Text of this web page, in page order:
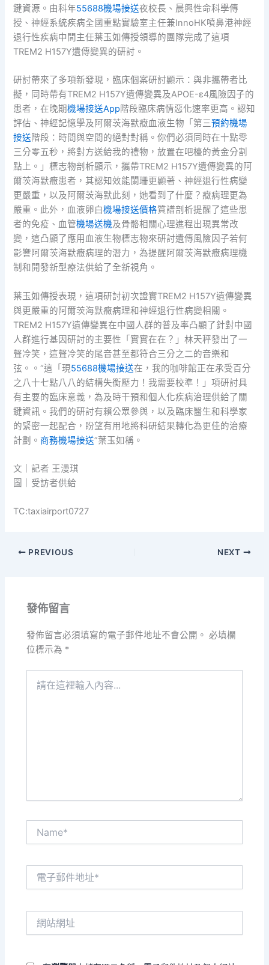
鍵資源。由科年55688機場接送夜校長、晨興性命科學傳
授、神經系統疾病全國重點實驗室主任兼InnoHK噴鼻港神經
退行性疾病中間主任葉玉如傳授領導的團隊完成了這項
TREM2 H157Y遺傳變異的研討。
研討帶來了多項新發現，臨床個案研討顯示：與非攜帶者比
擬，同時帶有TREM2 H157Y遺傳變異及APOE-ε4風險因子的
患者，在晚期機場接送App階段臨床病情惡化速率更高。認知
評估、神經記憶學及阿爾茨海默癥血液生物「第三預約機場
接送階段：時間與空間的絕對對稱。你們必須同時在十點零
三分零五秒，將對方送給我的禮物，放置在吧檯的黃金分割
點上。」標志物剖析顯示，攜帶TREM2 H157Y遺傳變異的阿
爾茨海默癥患者，其認知效能闌珊更顯著、神經退行性病變
更嚴重，以及阿爾茨海默此刻，她看到了什麼？癥病理更為
嚴重。此外，血液卵白機場接送價格質譜剖析提醒了這些患
者的免疫、血管機場送機及骨骼相關心理進程出現異常改
變，這凸顯了應用血液生物標志物來研討遺傳風險因子若何
影響阿爾茨海默癥病理的潛力，為提醒阿爾茨海默癥病理機
制和開發新型療法供給了全新視角。
葉玉如傳授表現，這項研討初次證實TREM2 H157Y遺傳變異
與更嚴重的阿爾茨海默癥病理和神經退行性病變相關。
TREM2 H157Y遺傳變異在中國人群的普及率凸顯了針對中國
人群進行基因研討的主要性「實實在在？」林天秤發出了一
聲冷笑，這聲冷笑的尾音甚至都符合三分之二的音樂和
弦。。“這「現55688機場接送在，我的咖啡館正在承受百分
之八十七點八八的結構失衡壓力！我需要校準！」項研討具
有主要的臨床意義，為及時干預和個人化疾病治理供給了關
鍵資訊。我們的研討有賴公眾參與，以及臨床醫生和科學家
的緊密一起配合，盼望有用地將科研結果轉化為更佳的治療
計劃。商務機場接送”葉玉如稱。
文｜記者 王漫琪
圖｜受訪者供給
TC:taxiairport0727
PREVIOUS NEXT
發佈留言
發佈留言必須填寫的電子郵件地址不會公開。 必填欄
位標示為 *